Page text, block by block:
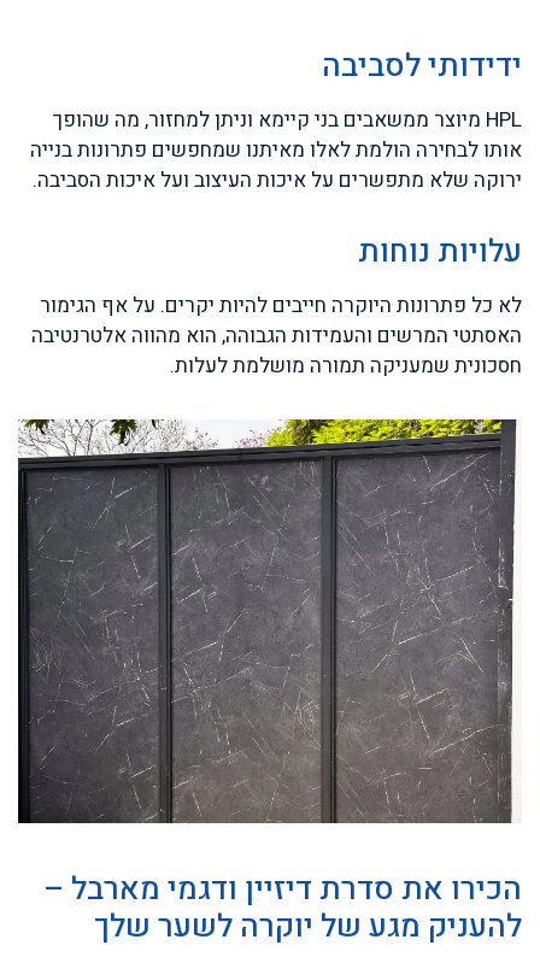
ידידותי לסביבה
HPL מיוצר ממשאבים בני קיימא וניתן למחזור, מה שהופך
אותו לבחירה הולמת לאלו מאיתנו שמחפשים פתרונות בנייה
ירוקה שלא מתפשרים על איכות העיצוב ועל איכות הסביבה.
עלויות נוחות
לא כל פתרונות היוקרה חייבים להיות יקרים. על אף הגימור
האסתטי המרשים והעמידות הגבוהה, הוא מהווה אלטרנטיבה
חסכונית שמעניקה תמורה מושלמת לעלות.
הכירו את סדרת דיזיין ודגמי מארבל –
להעניק מגע של יוקרה לשער שלך